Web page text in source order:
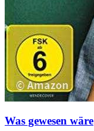
Was gewesen wäre